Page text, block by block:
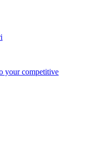
your competitive